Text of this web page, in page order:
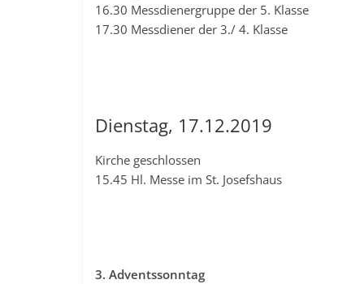
16.30 Messdienergruppe der 5. Klasse
17.30 Messdiener der 3./ 4. Klasse
Dienstag, 17.12.2019
Kirche geschlossen
15.45 Hl. Messe im St. Josefshaus
3. Adventssonntag